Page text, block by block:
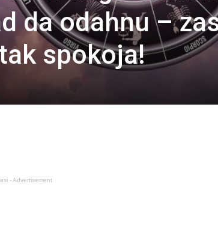
da odahnu –
spokoja!
- Advertisement